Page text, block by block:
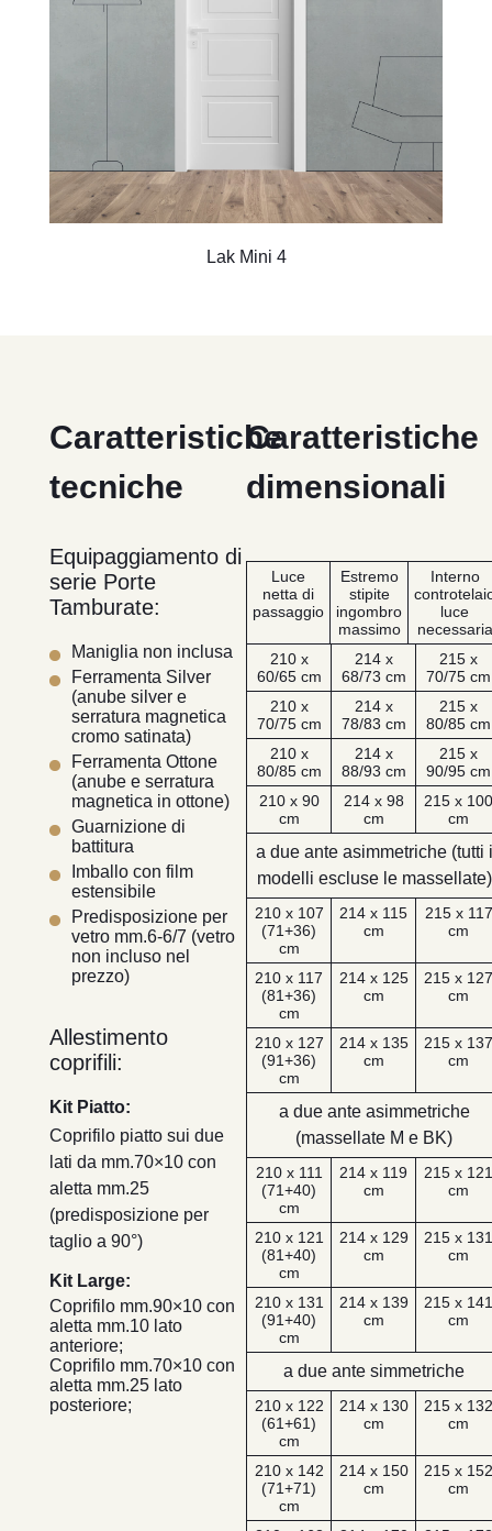
Lak Mini 4
Caratteristiche
dimensionali
Luce
netta di
passaggio
Estremo
stipite
ingombro
massimo
Interno
luce
necessaria
210 x
60/65 cm
214 x
68/73 cm
215 x
70/75 cm
210 x
70/75 cm
214 x
78/83 cm
215 x
80/85 cm
210 x
80/85 cm
214 x
88/93 cm
215 x
90/95 cm
210 x 90
cm
214 x 98
cm
215 x
cm
a due ante asimmetriche (tutti i
modelli escluse le massellate)
210 x 107
(71+36)
cm
214 x 115
cm
215 x 117
cm
210 x 117
(81+36)
cm
214 x 125
cm
215 x
cm
210 x 127
(91+36)
cm
214 x 135
cm
215 x
cm
a due ante asimmetriche
(massellate M e BK)
210 x 111
(71+40)
cm
214 x 119
cm
215 x
cm
210 x 121
(81+40)
cm
214 x 129
cm
215 x
cm
210 x 131
(91+40)
cm
214 x 139
cm
215 x
cm
a due ante simmetriche
210 x 122
(61+61)
cm
214 x 130
cm
215 x
cm
210 x 142
(71+71)
cm
214 x 150
cm
215 x
cm
Caratteristiche
tecniche
Equipaggiamento di
serie Porte
Tamburate:
Maniglia non inclusa
Ferramenta Silver
(anube silver e
serratura magnetica
cromo satinata)
Ferramenta Ottone
(anube e serratura
magnetica in ottone)
Guarnizione di
battitura
Imballo con film
estensibile
Predisposizione per
vetro mm.6-6/7 (vetro
non incluso nel
prezzo)
Allestimento
coprifili:
Kit Piatto:
Coprifilo piatto sui due
lati da mm.70×10 con
aletta mm.25
(predisposizione per
taglio a 90°)
Kit Large:
Coprifilo mm.90×10 con
aletta mm.10 lato
anteriore;
Coprifilo mm.70×10 con
aletta mm.25 lato
posteriore;